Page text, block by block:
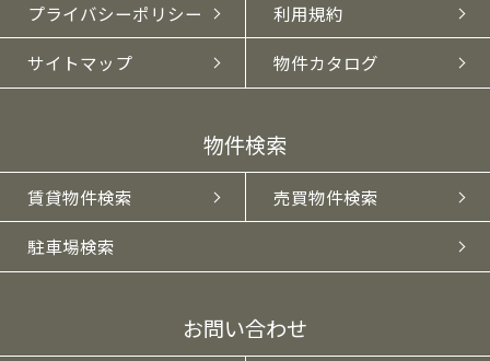
プライバシーポリシー 利用規約
サイトマップ 物件カタログ
物件検索
賃貸物件検索 売買物件検索
駐車場検索
お問い合わせ